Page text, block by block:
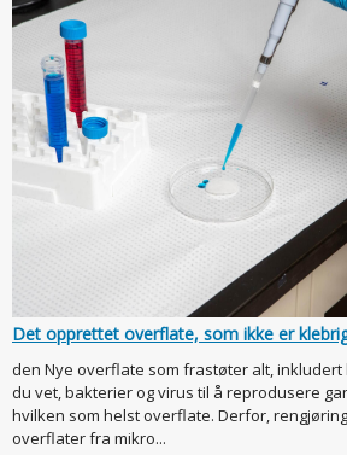
Det opprettet overflate, som ikke er
den Nye overflate som frastøter alt, inkludert
du vet, bakterier og virus til å reprodusere
hvilken som helst overflate. Derfor,
overflater fra mikro...